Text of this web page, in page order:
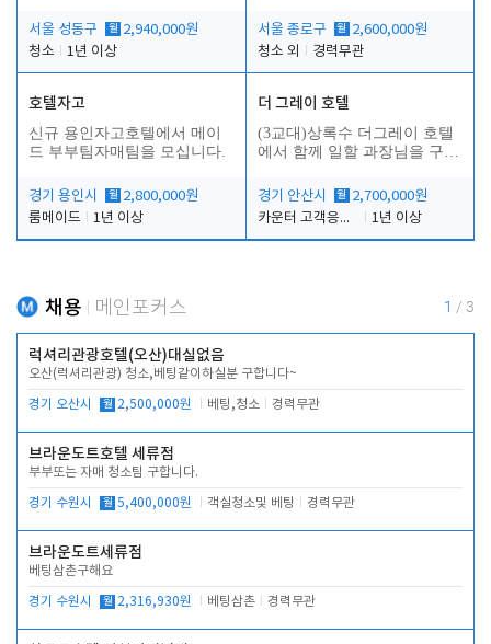
서울 성동구 월 2,940,000원
청소
1년 이상
서울 종로구 월 2,600,000원
청소 외
경력무관
호텔자고
신규 용인자고호텔에서 메이
드 부부팀자매팀을 모십니다.
경기 용인시 월 2,800,000원
룸메이드
1년 이상
더 그레이 호텔
(3교대)상록수 더그레이 호텔
에서 함께 일할 과장님을 구합
경기 안산시
월 2,700,000원
카운터 고객응대 및 야간더블청소
1년 이상
채용 메인포커스 1 / 3
럭셔리관광호텔(오산)대실없음
오산(럭셔리관광) 청소,베팅같이하실분 구합니다~
경기 오산시 월 2,500,000원 베팅,청소 경력무관
브라운도트호텔 세류점
부부또는 자매 청소팀 구합니다.
경기 수원시 월 5,400,000원 객실청소및 베팅 경력무관
브라운도트세류점
베팅삼촌구해요
경기 수원시 월 2,316,930원 베팅삼촌 경력무관